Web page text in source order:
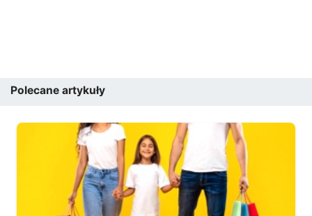
Polecane artykuły